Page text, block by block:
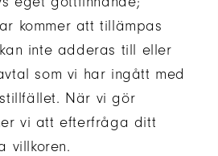
kommer att tillämpas
inte adderas till eller
som vi har ingått med
När vi gör
vi att efterfråga ditt
villkoren.